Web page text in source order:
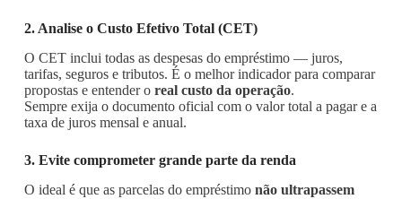
2. Analise o Custo Efetivo Total (CET)
O CET inclui todas as despesas do empréstimo — juros,
tarifas, seguros e tributos. É o melhor indicador para comparar
propostas e entender o real custo da operação.
Sempre exija o documento oficial com o valor total a pagar e a
taxa de juros mensal e anual.
3. Evite comprometer grande parte da renda
O ideal é que as parcelas do empréstimo não ultrapassem